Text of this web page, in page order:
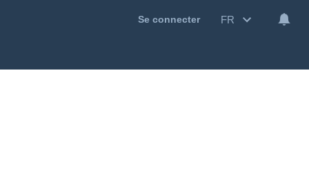
Se connecter FR